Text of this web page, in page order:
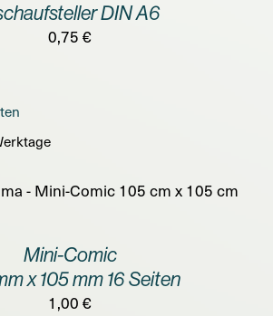
DIN A6
0,75€
Mini-Comic
x 105 mm 16 Seiten
1,00€